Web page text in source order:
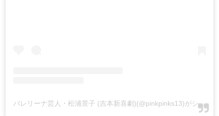
バレリーナ芸人・松浦景子 (吉本新喜劇)(@pinkpinks13)がシェアした投稿